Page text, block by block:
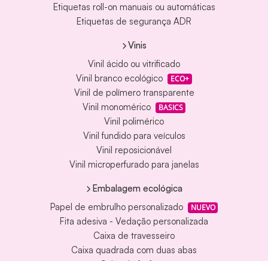
Etiquetas roll-on manuais ou automáticas
Etiquetas de segurança ADR
Vinis
Vinil ácido ou vitrificado
Vinil branco ecológico
ECO+
Vinil de polímero transparente
Vinil monomérico
BASICS
Vinil polimérico
Vinil fundido para veículos
Vinil reposicionável
Vinil microperfurado para janelas
Embalagem ecológica
Papel de embrulho personalizado
NUEVO
Fita adesiva - Vedação personalizada
Caixa de travesseiro
Caixa quadrada com duas abas